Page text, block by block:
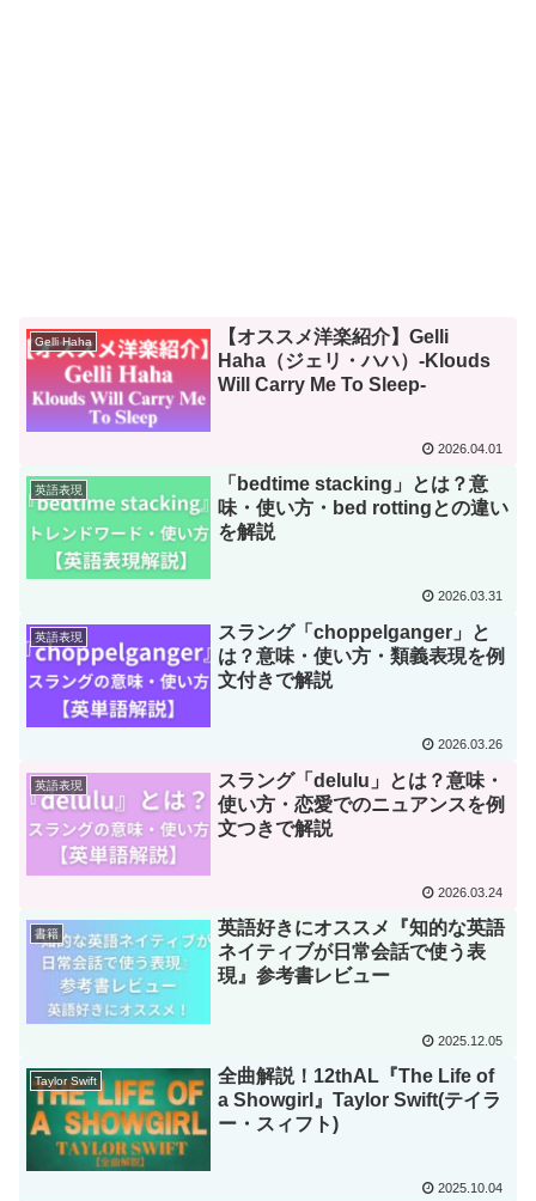
Gelli Haha
【オススメ洋楽紹介】Gelli
Haha（ジェリ・ハハ）-Klouds
Will Carry Me To Sleep-
2026.04.01
英語表現
「bedtime stacking」とは？意
味・使い方・bed rottingとの違い
を解説
2026.03.31
英語表現
スラング「choppelganger」と
は？意味・使い方・類義表現を例
文付きで解説
2026.03.26
英語表現
スラング「delulu」とは？意味・
使い方・恋愛でのニュアンスを例
文つきで解説
2026.03.24
書籍
英語好きにオススメ『知的な英語
ネイティブが日常会話で使う表
現』参考書レビュー
2025.12.05
Taylor Swift
全曲解説！12thAL『The Life of
a Showgirl』Taylor Swift(テイラ
ー・スィフト)
2025.10.04